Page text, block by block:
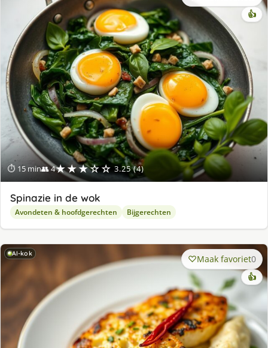
⏱ 15 min👥 4★★★☆☆ 3.25 (4)
👍
Spinazie in de wok
Avondeten & hoofdgerechten Bijgerechten
AI-kok Maak favoriet0
👍